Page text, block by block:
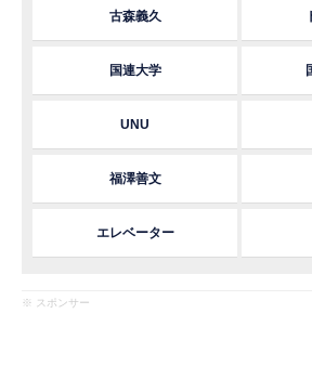
古森義久
国連大学
UNU
福澤善文
エレベーター
※ スポンサー